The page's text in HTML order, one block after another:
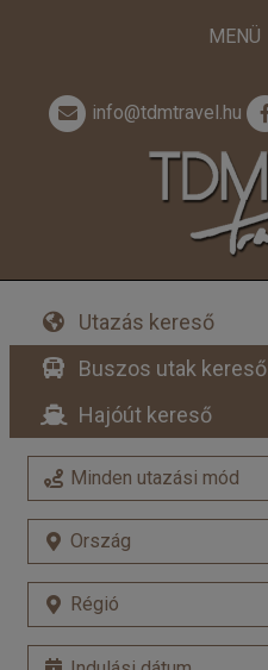
MENÜ
info@tdmtravel.hu
Utazás kereső
Buszos utak kereső
Hajóút kereső